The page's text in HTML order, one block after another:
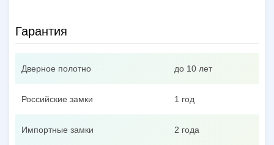
Гарантия
Дверное полотно до 10 лет
Российские замки 1 год
Импортные замки 2 года